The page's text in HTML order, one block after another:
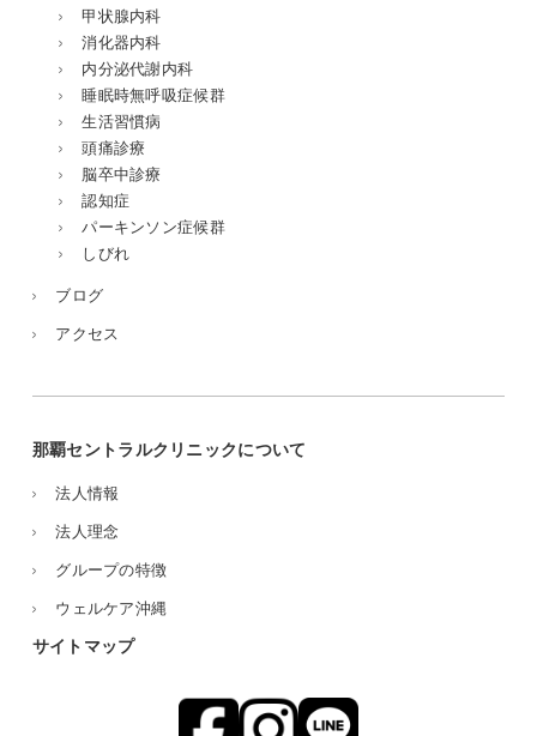
甲状腺内科
消化器内科
内分泌代謝内科
睡眠時無呼吸症候群
生活習慣病
頭痛診療
脳卒中診療
認知症
パーキンソン症候群
しびれ
ブログ
アクセス
那覇セントラルクリニックについて
法人情報
法人理念
グループの特徴
ウェルケア沖縄
サイトマップ